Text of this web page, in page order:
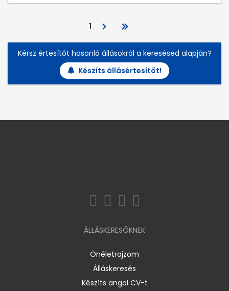
1
Kérsz értesítőt hasonló állásokról a keresésed alapján?
Készíts állásértesítőt!
ÁLLÁSKERESŐKNEK
Önéletrajzom
Álláskeresés
Készíts angol CV-t